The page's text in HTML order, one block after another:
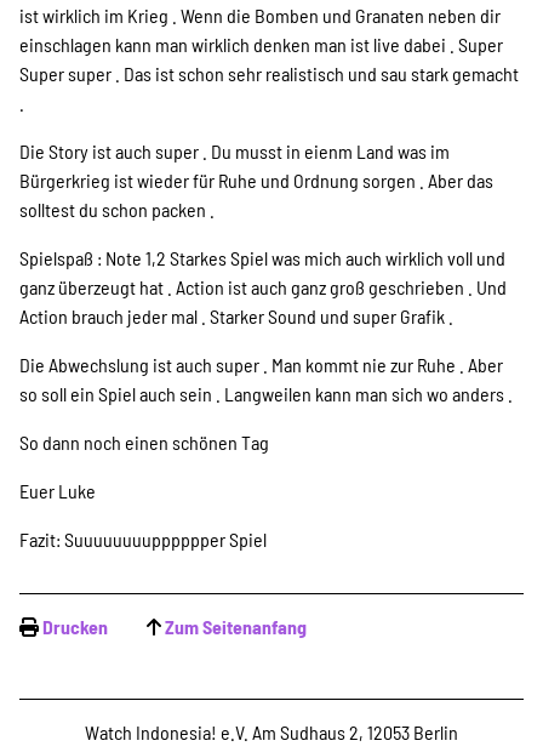
ist wirklich im Krieg . Wenn die Bomben und Granaten neben dir
einschlagen kann man wirklich denken man ist live dabei . Super
Super super . Das ist schon sehr realistisch und sau stark gemacht
Die Story ist auch super . Du musst in eienm Land was im
Bürgerkrieg ist wieder für Ruhe und Ordnung sorgen . Aber das
solltest du schon packen .
Spielspaß : Note 1,2 Starkes Spiel was mich auch wirklich voll und
ganz überzeugt hat . Action ist auch ganz groß geschrieben . Und
Action brauch jeder mal . Starker Sound und super Grafik .
Die Abwechslung ist auch super . Man kommt nie zur Ruhe . Aber
so soll ein Spiel auch sein . Langweilen kann man sich wo anders .
So dann noch einen schönen Tag
Euer Luke
Fazit: Suuuuuuuupppppper Spiel
Drucken Zum Seitenanfang
Watch Indonesia! e.V. Am Sudhaus 2, 12053 Berlin